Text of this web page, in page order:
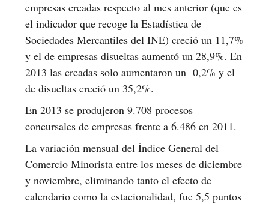
empresas creadas respecto al mes anterior (que es
el indicador que recoge la Estadística de
Sociedades Mercantiles del INE) creció un 11,7%
y el de empresas disueltas aumentó un 28,9%. En
2013 las creadas solo aumentaron un 0,2% y el
de disueltas creció un 35,2%.
En 2013 se produjeron 9.708 procesos
concursales de empresas frente a 6.486 en 2011.
La variación mensual del Índice General del
Comercio Minorista entre los meses de diciembre
y noviembre, eliminando tanto el efecto de
calendario como la estacionalidad, fue 5,5 puntos